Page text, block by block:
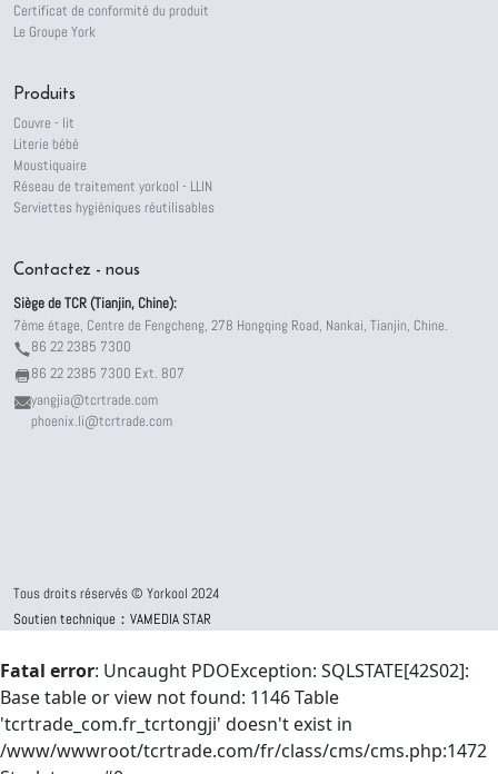
Certificat de conformité du produit
Le Groupe York
Produits
Couvre - lit
Literie bébé
Moustiquaire
Réseau de traitement yorkool - LLIN
Serviettes hygiéniques réutilisables
Contactez - nous
Siège de TCR (Tianjin, Chine):
7ème étage, Centre de Fengcheng, 278 Hongqing Road, Nankai, Tianjin, Chine.
86 22 2385 7300
86 22 2385 7300 Ext. 807
yangjia@tcrtrade.com
phoenix.li@tcrtrade.com
Tous droits réservés © Yorkool 2024
Soutien technique：VAMEDIA STAR
Fatal error: Uncaught PDOException: SQLSTATE[42S02]:
Base table or view not found: 1146 Table
'tcrtrade_com.fr_tcrtongji' doesn't exist in
/www/wwwroot/tcrtrade.com/fr/class/cms/cms.php:1472